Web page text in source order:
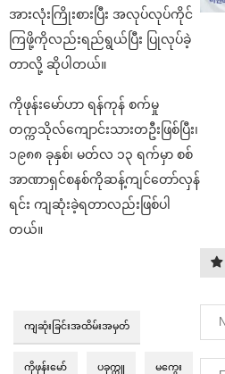
အားလုံးကြိုးစားပြီး အလုပ်လုပ်ကိုင်
ကြဖို့ကိုလည်းရည်ရွယ်ပြီး ပြုလုပ်ခဲ့
တာလို့ ဆိုပါတယ်။
ကိုဖုန်းမော်ဟာ ရန်ကုန် စက်မှု
တက္ကသိုလ်ကျောင်းသားတဦးဖြစ်ပြီး၊
၁၉၈၈ ခုနှစ်၊ မတ်လ ၁၃ ရက်မှာ စစ်
အာဏာရှင်စနစ်ကိုဆန့်ကျင်တော်လှန်
ရင်း ကျဆုံးခဲ့ရတာလည်းဖြစ်ပါ
တယ်။
ကျဆုံးခြင်းအထိမ်းအမှတ်
ကိုဖုန်းမော် ပခုက္ကူ မကွေး